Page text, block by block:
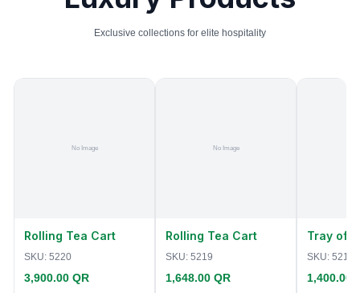
Exclusive collections for elite hospitality
Rolling Tea Cart
SKU: 5220
3,900.00 QR
Rolling Tea Cart
SKU: 5219
1,648.00 QR
Tray of
SKU: 5218
1,400.00